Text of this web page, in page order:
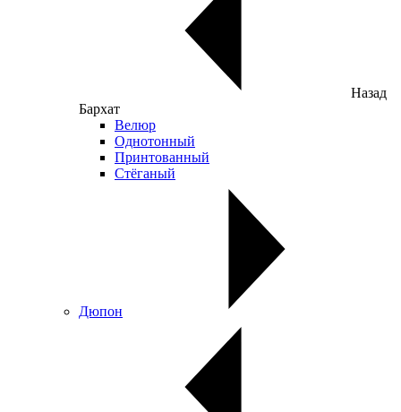
Назад
Бархат
Велюр
Однотонный
Принтованный
Стёганый
Дюпон